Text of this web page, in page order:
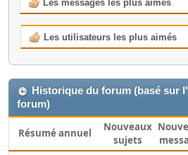
Les messages les plus aimés
Les utilisateurs les plus aimés
Historique du forum (basé sur
forum)
Résumé annuel
Nouveaux
sujets